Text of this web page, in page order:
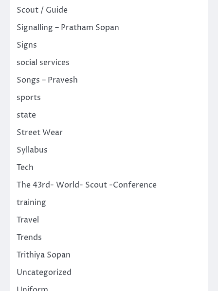
Scout / Guide
Signalling – Pratham Sopan
Signs
social services
Songs – Pravesh
sports
state
Street Wear
Syllabus
Tech
The 43rd- World- Scout -Conference
training
Travel
Trends
Trithiya Sopan
Uncategorized